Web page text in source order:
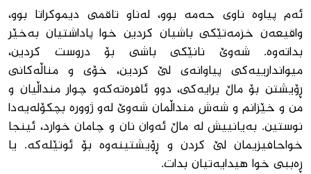
ئه‌م پیاوه‌ ناوى حه‌مه‌ بوو، له‌ناو تاقمى دیموکراتا بوو،
واقیعه‌ن خزمه‌تێکى باشیان کردین خوا پاداشتیان به‌خێر
بداته‌وه‌. شه‌وێ نانێکى باشى بۆ دروست کردین،
میواندارییه‌کى پیاوانه‌ى لێ کردین، خۆى و مناڵه‌کانى
ڕۆیشتن بۆ ماڵ برایه‌کى، دوو ئافره‌ته‌که‌و چوار منداڵیان و
من و خێزانم و شه‌ش منداڵمان شه‌وێ له‌و ژووره‌ بچکۆله‌یه‌دا
نوستین. به‌یانییش له‌ ماڵ ئه‌وان نان و چامان خوارد، ئینجا
خواحافیزیمان لێ کردن و ڕۆیشتینه‌وه‌ بۆ ئوتێله‌که‌. یا
ڕەببی خوا هیدایەتیان بدات.